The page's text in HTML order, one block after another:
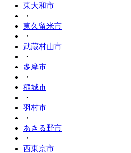
東大和市
・
東久留米市
・
武蔵村山市
・
多摩市
・
稲城市
・
羽村市
・
あきる野市
・
西東京市